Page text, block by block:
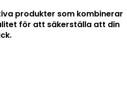
produkter som kombinerar
för att säkerställa att din